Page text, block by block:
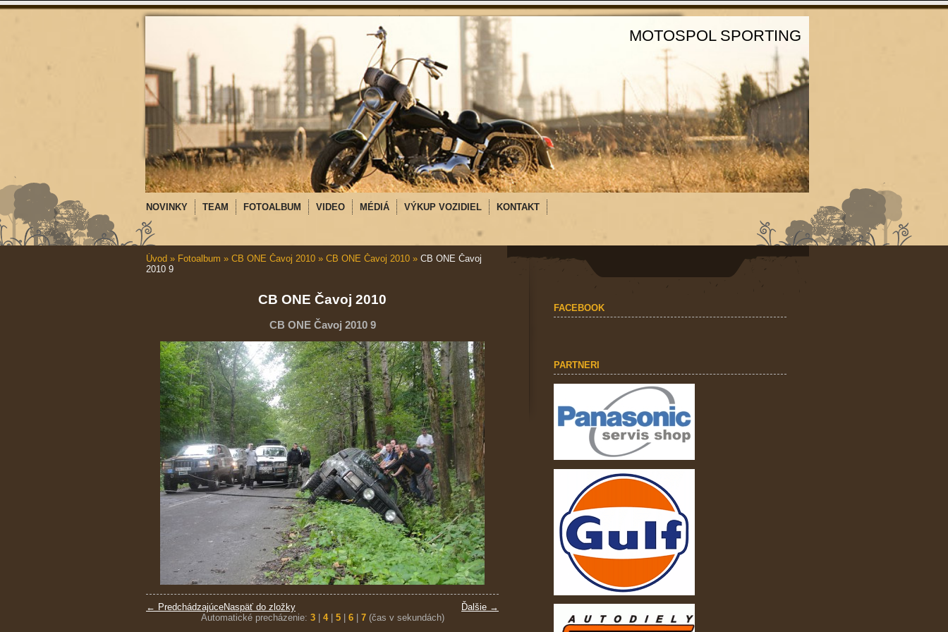
MOTOSPOL SPORTING
NOVINKY TEAM FOTOALBUM VIDEO MÉDIÁ VÝKUP VOZIDIEL KONTAKT
Úvod » Fotoalbum » CB ONE Čavoj 2010 » CB ONE Čavoj 2010 » CB ONE Čavoj
2010 9
CB ONE Čavoj 2010
CB ONE Čavoj 2010 9
← Predchádzajúce Ďalšie →
Naspäť do zložky
Automatické precházenie: 3| 4| 5| 6| 7(čas v sekundách)
FACEBOOK
PARTNERI